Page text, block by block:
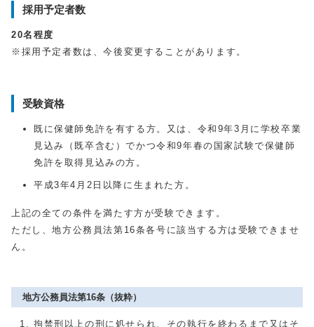
採用予定者数
20名程度
※採用予定者数は、今後変更することがあります。
受験資格
既に保健師免許を有する方。又は、令和9年3月に学校卒業
見込み（既卒含む）でかつ令和9年春の国家試験で保健師
免許を取得見込みの方。
平成3年4月2日以降に生まれた方。
上記の全ての条件を満たす方が受験できます。
ただし、地方公務員法第16条各号に該当する方は受験できませ
ん。
地方公務員法第16条（抜粋）
拘禁刑以上の刑に処せられ、その執行を終わるまで又はそ